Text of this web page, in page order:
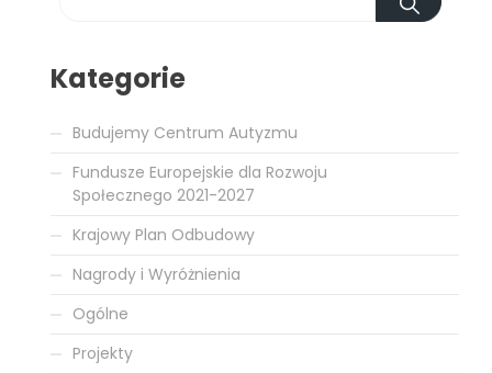
Kategorie
Budujemy Centrum Autyzmu
Fundusze Europejskie dla Rozwoju
Społecznego 2021-2027
Krajowy Plan Odbudowy
Nagrody i Wyróżnienia
Ogólne
Projekty